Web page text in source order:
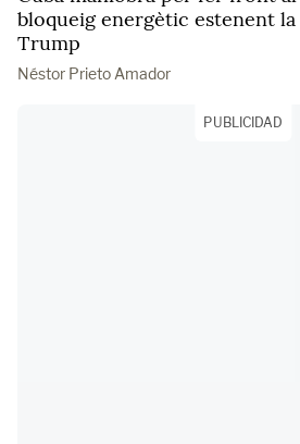
bloqueig energètic estenent la
Trump
Néstor Prieto Amador
PUBLICIDAD